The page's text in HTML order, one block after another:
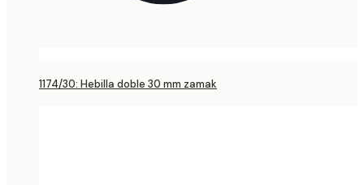
1174/30: Hebilla doble 30 mm zamak